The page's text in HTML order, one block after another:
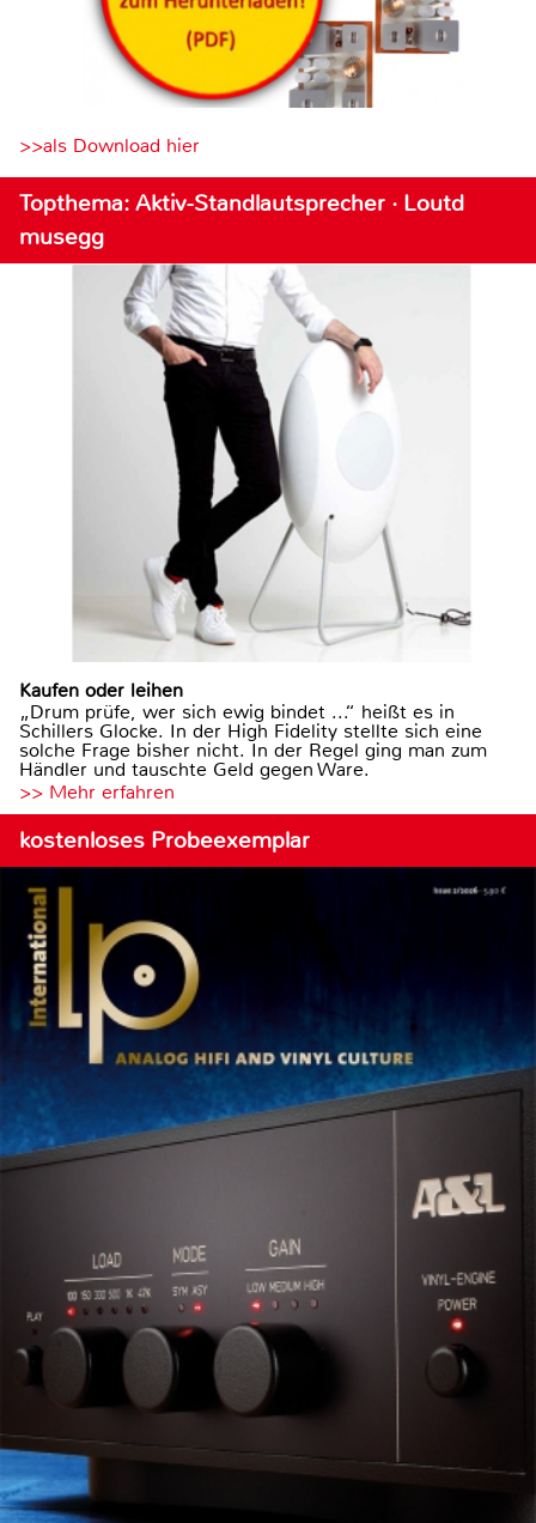
>>als Download hier
Topthema: Aktiv-Standlautsprecher · Loutd
musegg
Kaufen oder leihen
„Drum prüfe, wer sich ewig bindet ...“ heißt es in
Schillers Glocke. In der High Fidelity stellte sich eine
solche Frage bisher nicht. In der Regel ging man zum
Händler und tauschte Geld gegen Ware.
>> Mehr erfahren
kostenloses Probeexemplar